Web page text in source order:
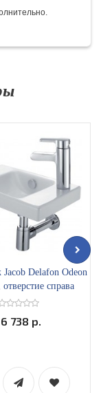
Delafon Odeon
справа
738 р.